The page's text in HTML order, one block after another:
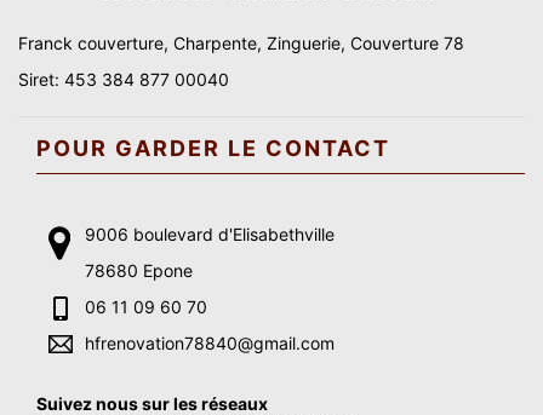
Franck couverture, Charpente, Zinguerie, Couverture 78
Siret: 453 384 877 00040
POUR GARDER LE CONTACT
9006 boulevard d'Elisabethville
78680 Epone
06 11 09 60 70
hfrenovation78840@gmail.com
Suivez nous sur les réseaux